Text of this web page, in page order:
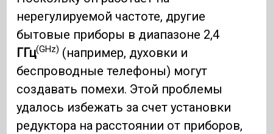
нерегулируемой частоте, другие
бытовые приборы в диапазоне 2,4
ГГц(GHz) (например, духовки и
беспроводные телефоны) могут
создавать помехи. Этой проблемы
удалось избежать за счет установки
редуктора на расстоянии от приборов,